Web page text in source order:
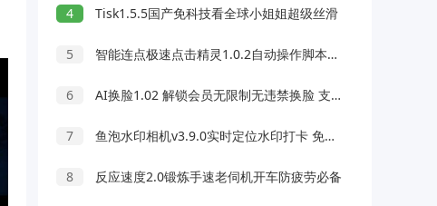
4 Tisk1.5.5国产免科技看全球小姐姐超级丝滑
5 智能连点极速点击精灵1.0.2自动操作脚本录制解放双手
6 AI换脸1.02 解锁会员无限制无违禁换脸 支持照片/视频
7 鱼泡水印相机v3.9.0实时定位水印打卡 免费无广告
8 反应速度2.0锻炼手速老伺机开车防疲劳必备